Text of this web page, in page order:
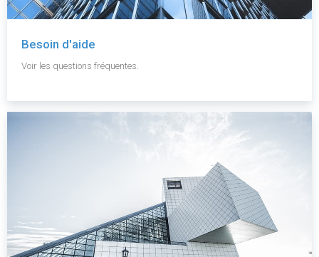
Besoin d'aide
Voir les questions fréquentes.